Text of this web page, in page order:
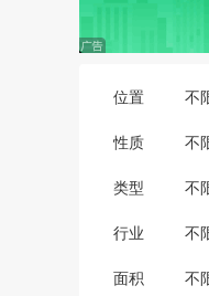
位置 不
性质 不
类型 不
行业 不
医
面积 不